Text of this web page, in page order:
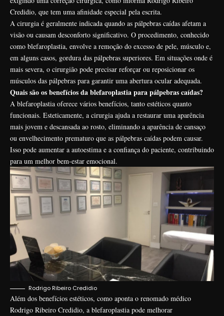
Credidio, que tem uma afinidade especial pela escrita.
A cirurgia é geralmente indicada quando as pálpebras caídas afetam a
visão ou causam desconforto significativo. O procedimento, conhecido
como blefaroplastia, envolve a remoção do excesso de pele, músculo e,
em alguns casos, gordura das pálpebras superiores. Em situações onde é
mais severa, o cirurgião pode precisar reforçar ou reposicionar os
músculos das pálpebras para garantir uma abertura ocular adequada.
Quais são os benefícios da blefaroplastia para pálpebras caídas?
A blefaroplastia oferece vários benefícios, tanto estéticos quanto
funcionais. Esteticamente, a cirurgia ajuda a restaurar uma aparência
mais jovem e descansada ao rosto, eliminando a aparência de cansaço
ou envelhecimento prematuro que as pálpebras caídas podem causar.
Isso pode aumentar a autoestima e a confiança do paciente, contribuindo
para um melhor bem-estar emocional.
Rodrigo Ribeiro Credidio
Além dos benefícios estéticos, como aponta o renomado médico
Rodrigo Ribeiro Credidio, a blefaroplastia pode melhorar